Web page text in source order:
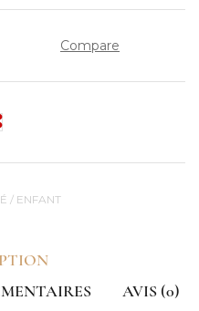
Compare
/ ENFANT
AVIS (0)